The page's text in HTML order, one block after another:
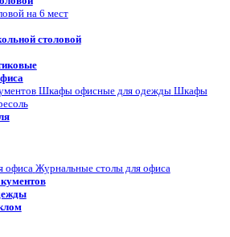
на 6 мест
столовой
Шкафы офисные для одежды Шкафы
офиса Журнальные столы для офиса